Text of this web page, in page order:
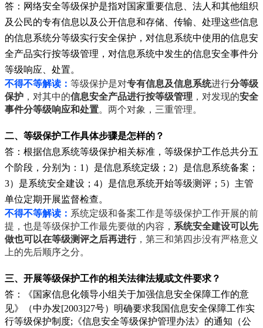
答：网络安全等级保护是指对国家重要信息、法人和其他组织
及公民的专有信息以及公开信息和存储、传输、处理这些信息
的信息系统分等级实行安全保护，对信息系统中使用的信息安
全产品实行按等级管理，对信息系统中发生的信息安全事件分
等级响应、处置。
不得不等解读： 等级保护是对专有信息及信息系统进行分等级
保护 ，对其中的信息安全产品进行按等级管理 ，对发现的安全
事件分等级响应和处置。两个对象，三重管理。
二、等级保护工作具体步骤是怎样的？
答：根据信息系统等级保护相关标准，等级保护工作总共分五
个阶段，分别为：1）是信息系统定级；2）是信息系统备案；
3）是系统安全建设；4）是信息系统开始等级测评；5）主管
单位定期开展监督检查。
不得不等解读： 系统定级和备案工作是等级保护工作开展的前
提，也是等级保护工作最先要做的内容， 系统安全建设可以先
做也可以在等级测评之后再进行，第三和第四步没有严格意义
上的先后顺序之分。
三、开展等级保护工作的相关法律法规或文件要求？
答：
《国家信息化领导小组关于加强信息安全保障工作的意
见》（中办发[2003]27号）明确要求我国信息安全保障工作实
行等级保护制度; 《信息安全等级保护管理办法》的通知（公